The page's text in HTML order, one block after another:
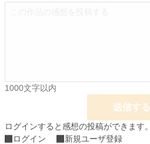
初回公開日時 2022.12.24 05:45
年間ポイント 105 pt (140,375 位)
2,683 pt (152,520 位)
1000文字以内
送信する
ログインすると感想の投稿ができます。
ログイン
新規ユーザ登録